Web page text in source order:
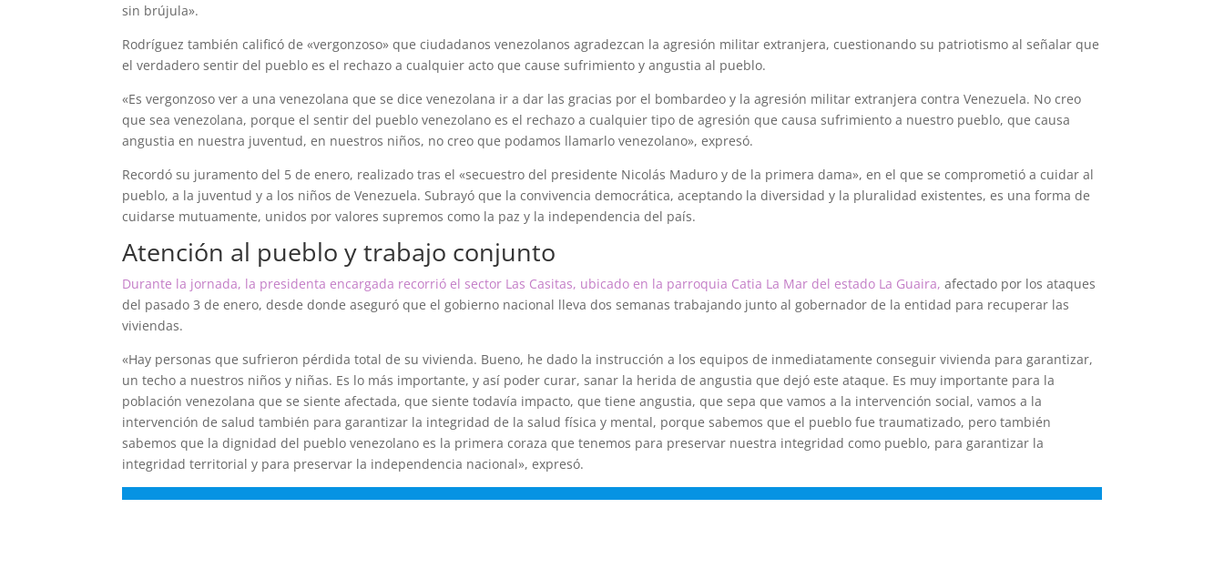
sin brújula».
Rodríguez también calificó de «vergonzoso» que ciudadanos venezolanos agradezcan la agresión militar extranjera, cuestionando su patriotismo al señalar que
el verdadero sentir del pueblo es el rechazo a cualquier acto que cause sufrimiento y angustia al pueblo.
«Es vergonzoso ver a una venezolana que se dice venezolana ir a dar las gracias por el bombardeo y la agresión militar extranjera contra Venezuela. No creo
que sea venezolana, porque el sentir del pueblo venezolano es el rechazo a cualquier tipo de agresión que causa sufrimiento a nuestro pueblo, que causa
angustia en nuestra juventud, en nuestros niños, no creo que podamos llamarlo venezolano», expresó.
Recordó su juramento del 5 de enero, realizado tras el «secuestro del presidente Nicolás Maduro y de la primera dama», en el que se comprometió a cuidar al
pueblo, a la juventud y a los niños de Venezuela. Subrayó que la convivencia democrática, aceptando la diversidad y la pluralidad existentes, es una forma de
cuidarse mutuamente, unidos por valores supremos como la paz y la independencia del país.
Atención al pueblo y trabajo conjunto
Durante la jornada, la presidenta encargada recorrió el sector Las Casitas, ubicado en la parroquia Catia La Mar del estado La Guaira, afectado por los ataques
del pasado 3 de enero, desde donde aseguró que el gobierno nacional lleva dos semanas trabajando junto al gobernador de la entidad para recuperar las
viviendas.
«Hay personas que sufrieron pérdida total de su vivienda. Bueno, he dado la instrucción a los equipos de inmediatamente conseguir vivienda para garantizar,
un techo a nuestros niños y niñas. Es lo más importante, y así poder curar, sanar la herida de angustia que dejó este ataque. Es muy importante para la
población venezolana que se siente afectada, que siente todavía impacto, que tiene angustia, que sepa que vamos a la intervención social, vamos a la
intervención de salud también para garantizar la integridad de la salud física y mental, porque sabemos que el pueblo fue traumatizado, pero también
sabemos que la dignidad del pueblo venezolano es la primera coraza que tenemos para preservar nuestra integridad como pueblo, para garantizar la
integridad territorial y para preservar la independencia nacional», expresó.